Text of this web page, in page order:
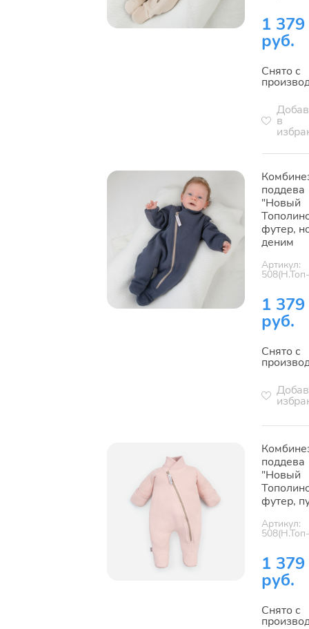
1 379
руб.
Снято с
в
поддева
"Новый
футер,
деним
Артикул:
1 379
руб.
Снято с
поддева
"Новый
футер,
Артикул:
1 379
руб.
Снято с